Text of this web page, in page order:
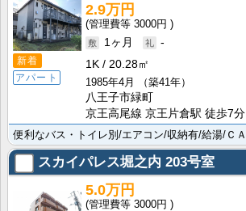
新着
アパート
2.9万円
3000円
1ヶ月
-
1K
20.28㎡
1985年4月
（築41年）
八王子市緑町
京王高尾線 京王片倉駅 徒歩7分
スカイパレス堀之内 203号室
5.0万円
3000円